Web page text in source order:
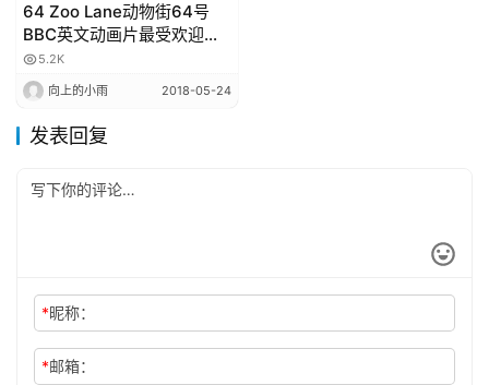
64 Zoo Lane动物街64号
BBC英文动画片最受欢迎的
儿童节目全1-4季共104集
5.2K
向上的小雨 2018-05-24
发表回复
*昵称：
*邮箱：